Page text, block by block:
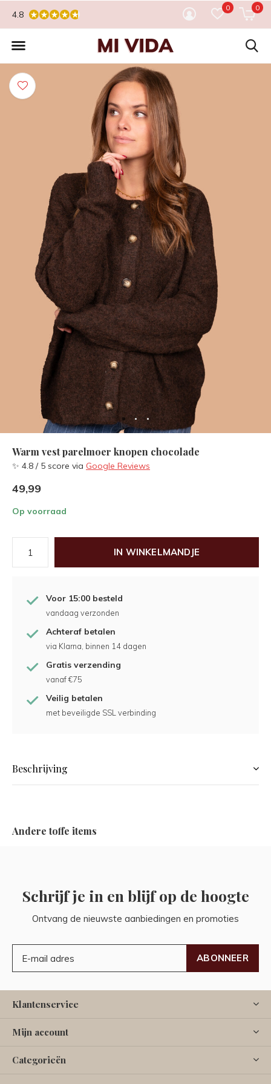
0 0
4.8
Warm vest parelmoer knopen chocolade
✨ 4.8 / 5 score via Google Reviews
49,99
Op voorraad
IN WINKELMANDJE
Voor 15:00 besteld
vandaag verzonden
Achteraf betalen
via Klarna, binnen 14 dagen
Gratis verzending
vanaf €75
Veilig betalen
met beveiligde SSL verbinding
Beschrijving
Andere toffe items
Schrijf je in en blijf op de hoogte
Ontvang de nieuwste aanbiedingen en promoties
ABONNEER
Klantenservice
Mijn account
Categorieën